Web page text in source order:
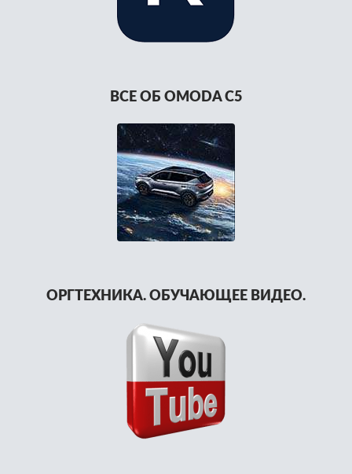
ВСЕ ОБ OMODA C5
ОРГТЕХНИКА. ОБУЧАЮЩЕЕ ВИДЕО.